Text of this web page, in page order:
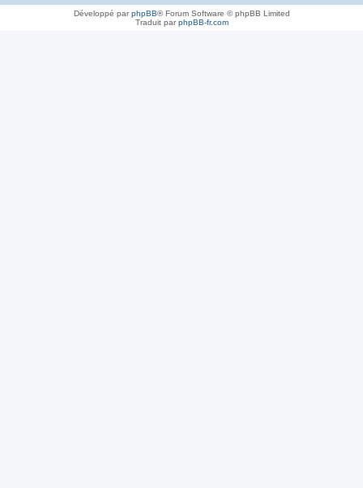
Développé parphpBB® Forum Software © phpBB Limited
Traduit parphpBB-fr.com